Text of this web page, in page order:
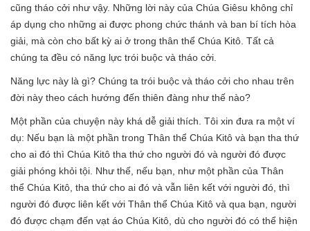
cũng tháo cởi như vậy. Những lời này của Chúa Giêsu không chỉ
áp dụng cho những ai được phong chức thánh và ban bí tích hòa
giải, mà còn cho bất kỳ ai ở trong thân thể Chúa Kitô. Tất cả
chúng ta đều có năng lực trói buộc và tháo cởi.
Năng lực này là gì? Chúng ta trói buộc và tháo cởi cho nhau trên
đời này theo cách hướng đến thiên đàng như thế nào?
Một phần của chuyện này khá dễ giải thích. Tôi xin đưa ra một ví
dụ: Nếu bạn là một phần trong Thân thể Chúa Kitô và bạn tha thứ
cho ai đó thì Chúa Kitô tha thứ cho người đó và người đó được
giải phóng khỏi tội. Như thế, nếu bạn, như một phần của Thân
thể Chúa Kitô, tha thứ cho ai đó và vẫn liên kết với người đó, thì
người đó được liên kết với Thân thể Chúa Kitô và qua bạn, người
đó được chạm đến vạt áo Chúa Kitô, dù cho người đó có thể hiện